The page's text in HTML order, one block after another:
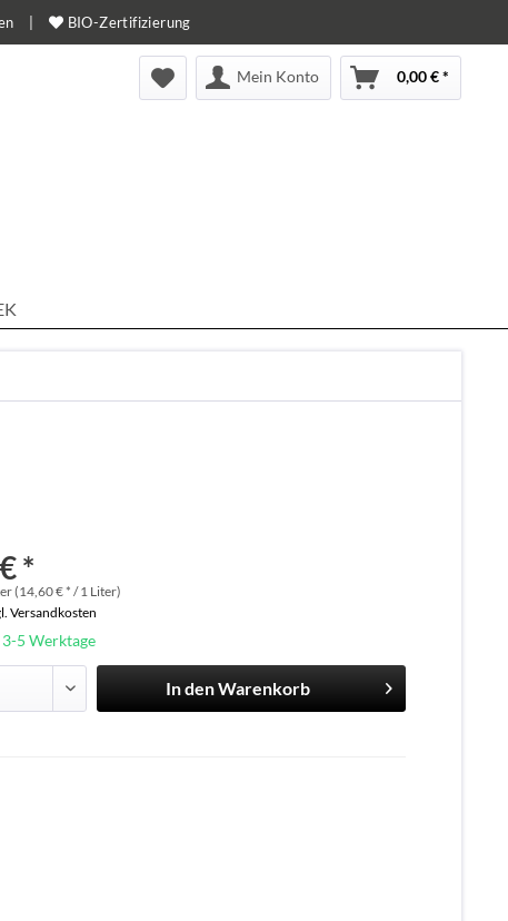
BIO-Zertifizierung
Mein Konto 0,00 € *
*
(14,60 € * / 1 Liter)
Versandkosten
5 Werktage
In denWarenkorb